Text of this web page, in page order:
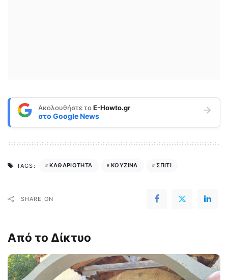
Ακολουθήστε τοE-Howto.gr
στο Google News
TAGS: ΚΑΘΑΡΙΟΤΗΤΑ ΚΟΥΖΙΝΑ ΣΠΙΤΙ
SHARE ON
Από το Δίκτυο